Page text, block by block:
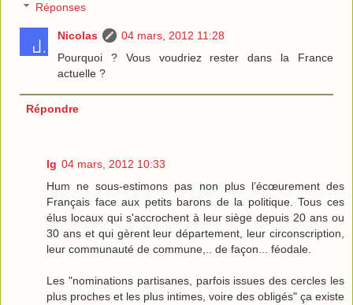
Réponses
Nicolas
04 mars, 2012 11:28
Pourquoi ? Vous voudriez rester dans la France
actuelle ?
Répondre
lg 04 mars, 2012 10:33
Hum ne sous-estimons pas non plus l’écœurement des
Français face aux petits barons de la politique. Tous ces
élus locaux qui s'accrochent à leur siège depuis 20 ans ou
30 ans et qui gèrent leur département, leur circonscription,
leur communauté de commune,.. de façon... féodale.
Les "nominations partisanes, parfois issues des cercles les
plus proches et les plus intimes, voire des obligés" ça existe